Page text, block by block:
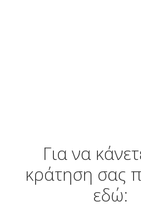
Για να
κράτηση σας
εδώ: